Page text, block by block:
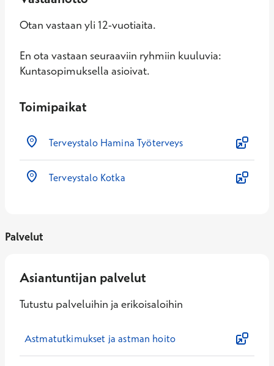
Otan vastaan yli 12-vuotiaita.
En ota vastaan seuraaviin ryhmiin kuuluvia:
Kuntasopimuksella asioivat.
Toimipaikat
Terveystalo Hamina Työterveys
Terveystalo Kotka
Palvelut
Asiantuntijan palvelut
Tutustu palveluihin ja erikoisaloihin
Astmatutkimukset ja astman hoito